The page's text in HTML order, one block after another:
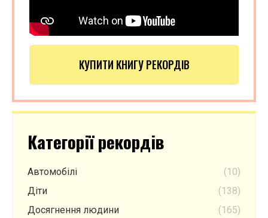
КУПИТИ КНИГУ РЕКОРДІВ
Категорії рекордів
Автомобілі
(10)
Діти
(138)
Досягнення людини
(165)